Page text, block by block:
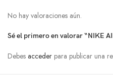
No hay valoraciones aún.
Sé el primero en valorar “NIKE
Debesacceder para publicar una